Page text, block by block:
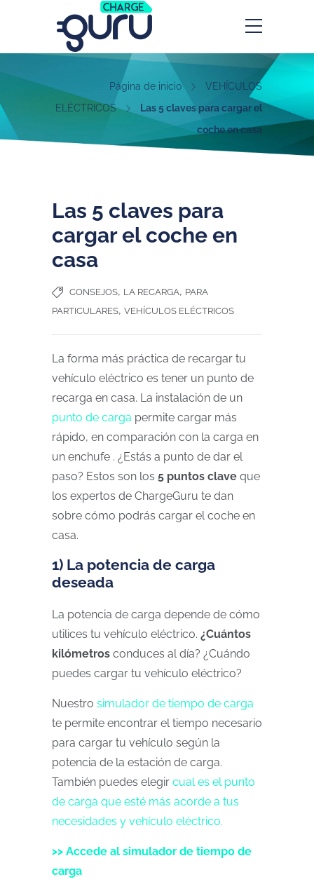
Página de inicio
VEHÍCULOS
ELÉCTRICOS
Las 5 claves para cargar el
coche en casa
Las 5 claves para
cargar el coche en
casa
CONSEJOS, LA RECARGA, PARA
PARTICULARES, VEHÍCULOS ELÉCTRICOS
La forma más práctica de recargar tu
vehículo eléctrico es tener un punto de
recarga en casa. La instalación de un
punto de carga permite cargar más
rápido, en comparación con la carga en
un enchufe . ¿Estás a punto de dar el
paso? Estos son los 5 puntos clave que
los expertos de ChargeGuru te dan
sobre cómo podrás cargar el coche en
casa.
1) La potencia de carga
deseada
La potencia de carga depende de cómo
utilices tu vehículo eléctrico. ¿Cuántos
kilómetros conduces al día? ¿Cuándo
puedes cargar tu vehículo eléctrico?
Nuestro simulador de tiempo de carga
te permite encontrar el tiempo necesario
para cargar tu vehículo según la
potencia de la estación de carga.
También puedes elegir cual es el punto
de carga que esté más acorde a tus
necesidades y vehículo eléctrico.
>> Accede al simulador de tiempo de
carga